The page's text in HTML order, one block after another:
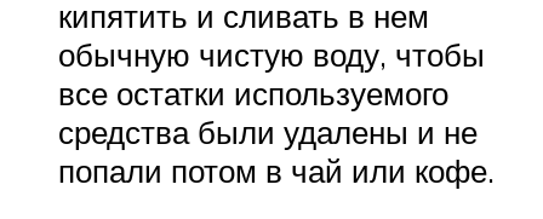
кипятить и сливать в нем
обычную чистую воду, чтобы
все остатки используемого
средства были удалены и не
попали потом в чай или кофе.